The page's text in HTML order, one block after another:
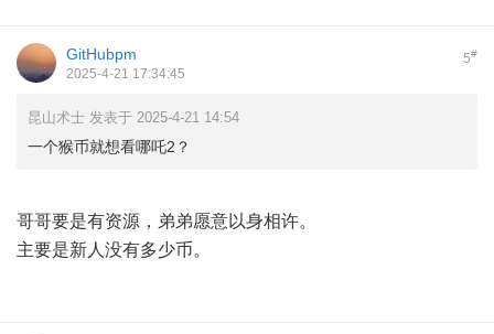
5#
GitHubpm
2025-4-21 17:34:45
昆山术士 发表于 2025-4-21 14:54
一个猴币就想看哪吒2？
哥哥要是有资源，弟弟愿意以身相许。
主要是新人没有多少币。